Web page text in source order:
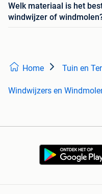
Welk materiaal is het
windwijzer of
Home Tuin en
Windwijzers en